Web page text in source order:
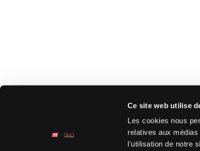
Ce site web utilise
Les cookies nous
relatives aux
l'utilisation de notre